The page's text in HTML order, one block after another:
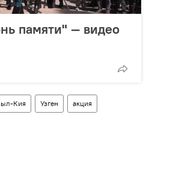
памяти" — видео
Кия Узген акция